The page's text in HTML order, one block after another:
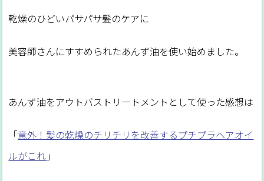
乾燥のひどいパサパサ髪のケアに
美容師さんにすすめられたあんず油を使い始めました。
あんず油をアウトバストリートメントとして使った感想は
「意外！髪の乾燥のチリチリを改善するプチプラヘアオイ
ルがこれ 」